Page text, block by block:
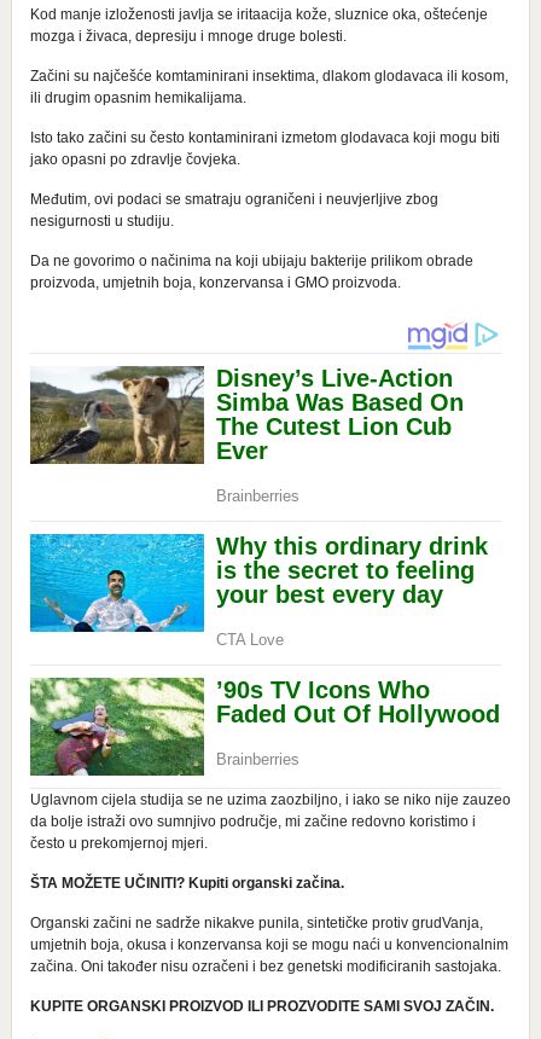
Kod manje izloženosti javlja se iritaacija kože, sluznice oka, oštećenje
mozga i živaca, depresiju i mnoge druge bolesti.
Začini su najčešće komtaminirani insektima, dlakom glodavaca ili kosom,
ili drugim opasnim hemikalijama.
Isto tako začini su često kontaminirani izmetom glodavaca koji mogu biti
jako opasni po zdravlje čovjeka.
Međutim, ovi podaci se smatraju ograničeni i neuvjerljive zbog
nesigurnosti u studiju.
Da ne govorimo o načinima na koji ubijaju bakterije prilikom obrade
proizvoda, umjetnih boja, konzervansa i GMO proizvoda.
Uglavnom cijela studija se ne uzima zaozbiljno, i iako se niko nije zauzeo
da bolje istraži ovo sumnjivo područje, mi začine redovno koristimo i
često u prekomjernoj mjeri.
ŠTA MOŽETE UČINITI? Kupiti organski začina.
Organski začini ne sadrže nikakve punila, sintetičke protiv grudVanja,
umjetnih boja, okusa i konzervansa koji se mogu naći u konvencionalnim
začina. Oni također nisu ozračeni i bez genetski modificiranih sastojaka.
KUPITE ORGANSKI PROIZVOD ILI PROZVODITE SAMI SVOJ ZAČIN.